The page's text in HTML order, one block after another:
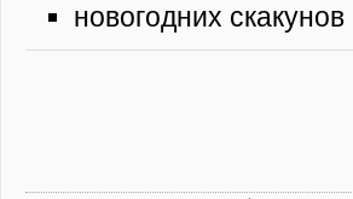
новогодних скакунов